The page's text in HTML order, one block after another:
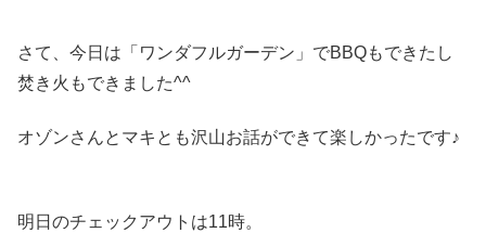
さて、今日は「ワンダフルガーデン」でBBQもできたし
焚き火もできました^^
オゾンさんとマキとも沢山お話ができて楽しかったです♪
明日のチェックアウトは11時。